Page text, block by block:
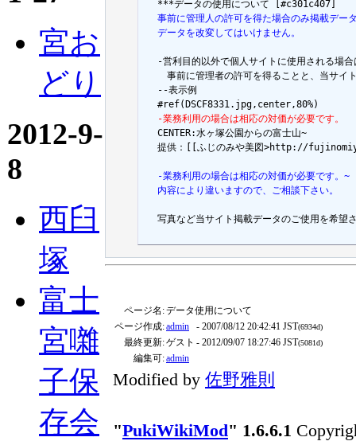
宮お
どり
2012-9-
8
西臼
塚
富士
宮囃
子保
存会
事前に管理人の許可を得た場合のみ掲載デー
  データを改変してはいけません。
-営利目的以外で個人サイトに使用される場
　事前に管理者の許可を得ることと、当サイ
  --表示例
  -業務利用の場合は相応の対価が必要です。
CENTER:水ヶ塚公園からの富士山~
提供：[[ふじのみや美図>http://
  -業務利用の場合は相応の対価が必要です。~
  内容により違いますので、ご相談下さい。
写真など当サイト掲載データのご使用を希
ページ名:データ使用について
ページ作成:admin - 2007/08/12 20:42:41 JST(6934d)
最終更新:ゲスト - 2012/09/07 18:27:46 JST(5081d)
編集可:admin
Modified by 佐野雅則
"PukiWikiMod" 1.6.6.1